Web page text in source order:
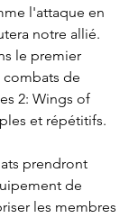
l'attaque en
notre allié.
le premier
combats de
2: Wings of
et répétitifs.
prendront
de
les membres